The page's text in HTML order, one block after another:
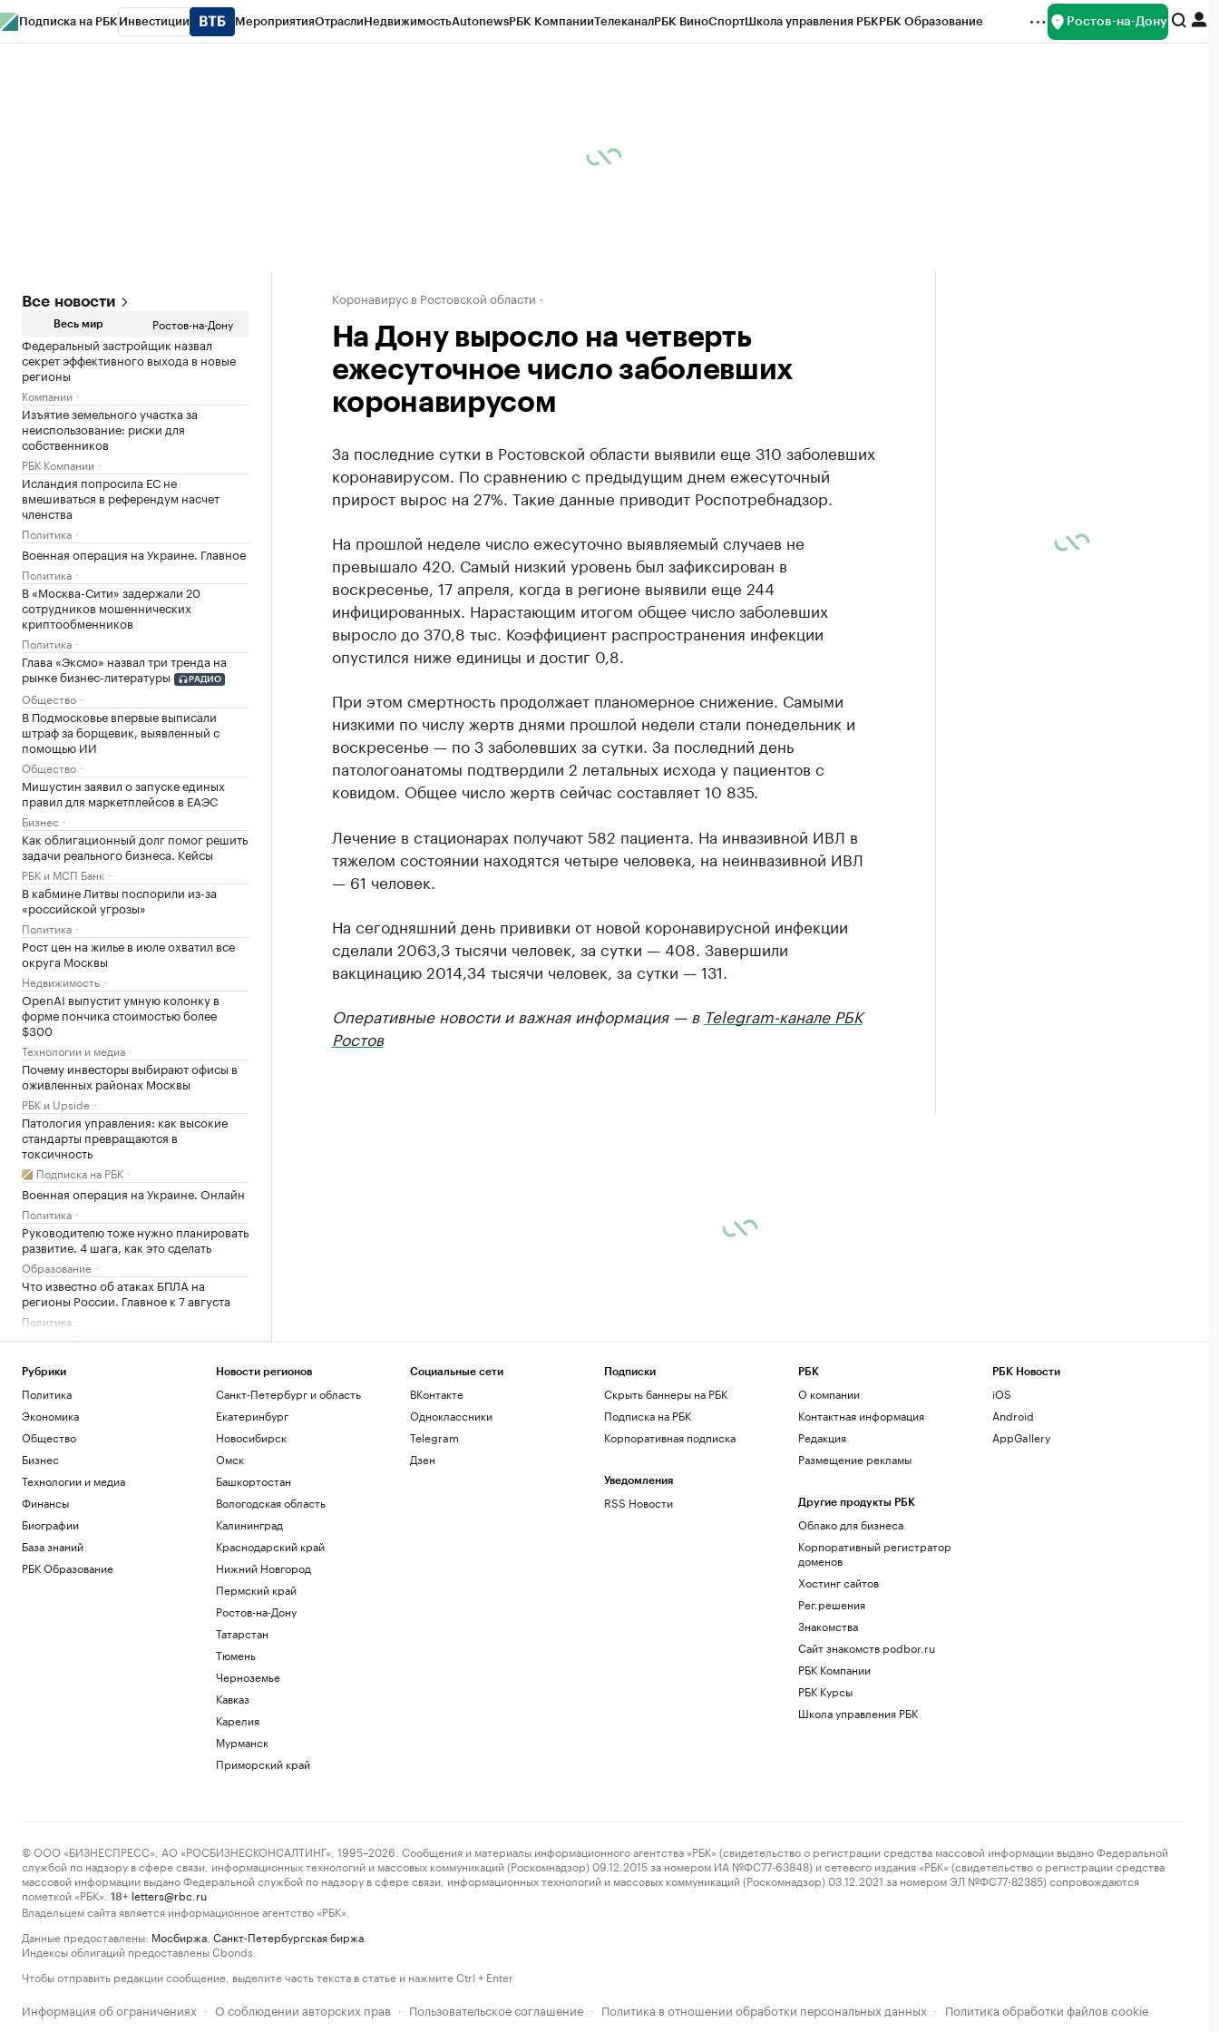
Подписка на РБК Инвестиции МероприятияОтраслиНедвижимостьAutonewsРБК КомпанииТелеканалРБК ВиноСпортШкола управления РБКРБК Образование Ростов-на-Дону
Все новости
Весь мир Ростов-на-Дону
Федеральный застройщик назвал
секрет эффективного выхода в новые
регионы
Компании
Изъятие земельного участка за
неиспользование: риски для
собственников
РБК Компании
Исландия попросила ЕС не
вмешиваться в референдум насчет
членства
Политика
Военная операция на Украине. Главное
Политика
В «Москва-Сити» задержали 20
сотрудников мошеннических
криптообменников
Политика
Глава «Эксмо» назвал три тренда на
рынке бизнес-литературы
РАДИО
Общество
В Подмосковье впервые выписали
штраф за борщевик, выявленный с
помощью ИИ
Общество
Мишустин заявил о запуске единых
правил для маркетплейсов в ЕАЭС
Бизнес
Как облигационный долг помог решить
задачи реального бизнеса. Кейсы
РБК и МСП Банк
В кабмине Литвы поспорили из-за
«российской угрозы»
Политика
Рост цен на жилье в июле охватил все
округа Москвы
Недвижимость
OpenAI выпустит умную колонку в
форме пончика стоимостью более
$300
Технологии и медиа
Почему инвесторы выбирают офисы в
оживленных районах Москвы
РБК и Upside
Патология управления: как высокие
стандарты превращаются в
токсичность
Подписка на РБК
Военная операция на Украине. Онлайн
Политика
Руководителю тоже нужно планировать
развитие. 4 шага, как это сделать
Образование
Что известно об атаках БПЛА на
регионы России. Главное к 7 августа
Политика
В WB сообщили о состоянии товаров
Екатеринбургом
Политика
по зарубежным банкам на 2026 год
РБК Компании
Гастрогид по Центральной России:
сыры, крокодилы и органический сидр
РБК и РСХБ
Коронавирус в Ростовской области
На Дону выросло на четверть
ежесуточное число заболевших
коронавирусом
За последние сутки в Ростовской области выявили еще 310 заболевших
коронавирусом. По сравнению с предыдущим днем ежесуточный
прирост вырос на 27%. Такие данные приводит Роспотребнадзор.
На прошлой неделе число ежесуточно выявляемый случаев не
превышало 420. Самый низкий уровень был зафиксирован в
воскресенье, 17 апреля, когда в регионе выявили еще 244
инфицированных. Нарастающим итогом общее число заболевших
выросло до 370,8 тыс. Коэффициент распространения инфекции
опустился ниже единицы и достиг 0,8.
При этом смертность продолжает планомерное снижение. Самыми
низкими по числу жертв днями прошлой недели стали понедельник и
воскресенье — по 3 заболевших за сутки. За последний день
патологоанатомы подтвердили 2 летальных исхода у пациентов с
ковидом. Общее число жертв сейчас составляет 10 835.
Лечение в стационарах получают 582 пациента. На инвазивной ИВЛ в
тяжелом состоянии находятся четыре человека, на неинвазивной ИВЛ
— 61 человек.
На сегодняшний день прививки от новой коронавирусной инфекции
сделали 2063,3 тысячи человек, за сутки — 408. Завершили
вакцинацию 2014,34 тысячи человек, за сутки — 131.
Оперативные новости и важная информация — в Telegram-канале РБК
Ростов
Рубрики
Политика
Экономика
Общество
Бизнес
Технологии и медиа
Финансы
Биографии
База знаний
РБК Образование
Новости регионов
Санкт-Петербург и область
Екатеринбург
Новосибирск
Омск
Башкортостан
Вологодская область
Калининград
Краснодарский край
Нижний Новгород
Пермский край
Ростов-на-Дону
Татарстан
Тюмень
Черноземье
Кавказ
Карелия
Мурманск
Приморский край
Социальные сети
ВКонтакте
Одноклассники
Telegram
Дзен
Подписки
Скрыть баннеры на РБК
Подписка на РБК
Корпоративная подписка
Уведомления
RSS Новости
РБК
О компании
Контактная информация
Редакция
Размещение рекламы
Другие продукты РБК
Облако для бизнеса
Корпоративный регистратор
доменов
Хостинг сайтов
Рег.решения
Знакомства
Сайт знакомств podbor.ru
РБК Компании
РБК Курсы
Школа управления РБК
РБК Новости
iOS
Android
AppGallery
© ООО «БИЗНЕСПРЕСС», АО «РОСБИЗНЕСКОНСАЛТИНГ», 1995–2026. Сообщения и материалы информационного агентства «РБК» (свидетельство о регистрации средства массовой информации выдано Федеральной
службой по надзору в сфере связи, информационных технологий и массовых коммуникаций (Роскомнадзор) 09.12.2015 за номером ИА №ФС77-63848) и сетевого издания «РБК» (свидетельство о регистрации средства
массовой информации выдано Федеральной службой по надзору в сфере связи, информационных технологий и массовых коммуникаций (Роскомнадзор) 03.12.2021 за номером ЭЛ №ФС77-82385) сопровождаются
пометкой «РБК».
18+ letters@rbc.ru
Владельцем сайта является информационное агентство «РБК».
Данные предоставлены: Мосбиржа Санкт-Петербургская биржа
Индексы облигаций предоставлены Cbonds.
Чтобы отправить редакции сообщение, выделите часть текста в статье и нажмите Ctrl + Enter
Информация об ограничениях · О соблюдении авторских прав · Пользовательское соглашение · Политика в отношении обработки персональных данных · Политика обработки файлов cookie